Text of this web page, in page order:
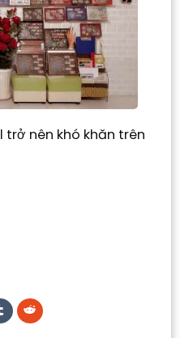
trở nên khó khăn trên